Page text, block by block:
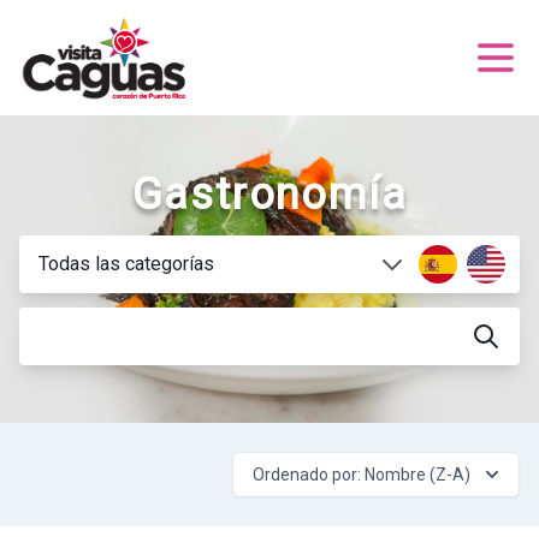
Gastronomía
Ordenado por: Nombre (Z-A)